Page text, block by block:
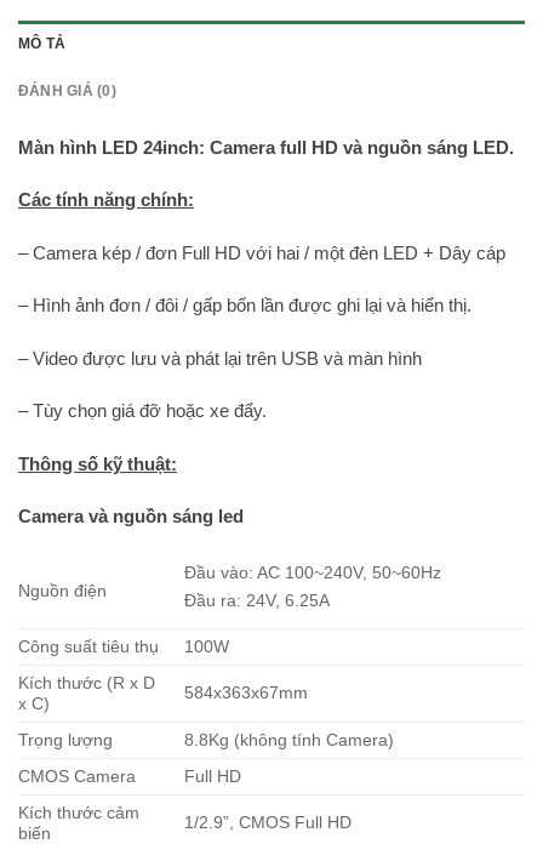
MÔ TẢ
ĐÁNH GIÁ (0)
Màn hình LED 24inch: Camera full HD và nguồn sáng LED.
Các tính năng chính:
– Camera kép / đơn Full HD với hai / một đèn LED + Dây cáp
– Hình ảnh đơn / đôi / gấp bốn lần được ghi lại và hiển thị.
– Video được lưu và phát lại trên USB và màn hình
– Tùy chọn giá đỡ hoặc xe đẩy.
Thông số kỹ thuật:
Camera và nguồn sáng led
Nguồn điện
Đầu vào: AC 100~240V, 50~60Hz
Đầu ra: 24V, 6.25A
Công suất tiêu thụ
100W
Kích thước (R x D
x C)
584x363x67mm
Trọng lượng
8.8Kg (không tính Camera)
CMOS Camera
Full HD
Kích thước cảm
biến
1/2.9”, CMOS Full HD